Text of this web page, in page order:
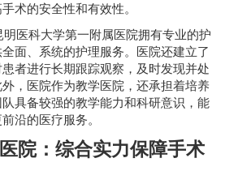
术的安全性和有效性。
医科大学第一附属医院拥有专业的护
面、系统的护理服务。医院还建立了
者进行长期跟踪观察，及时发现并处
，医院作为教学医院，还承担着培养
具备较强的教学能力和科研意识，能
沿的医疗服务。
院：综合实力保障手术